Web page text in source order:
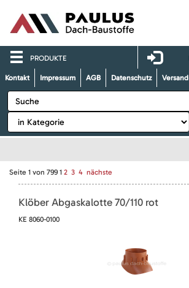
PRODUKTE
Kontakt Impressum AGB Datenschutz Versand
Seite 1 von 799 1 2 3 4 nächste
Klöber Abgaskalotte 70/110 rot
KE 8060-0100